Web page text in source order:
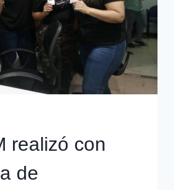
realizó con
de